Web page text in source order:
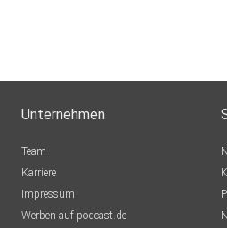
Unternehmen
Team
Karriere
Impressum
Werben auf podcast.de